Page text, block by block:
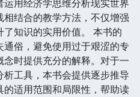
用经济学思维分析现实世界
结合的教学方法，不仅增强
知识的实用价值。 本书的
俗，避免使用过于艰涩的专
时提供充分的解释。对于一
工具，本书会提供逐步推导
适用范围和局限性，帮助读